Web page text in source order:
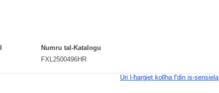
Numru tal-Katalogu
FXL2500496HR
Uri l-ħarġiet kollha f'din is-sensiela